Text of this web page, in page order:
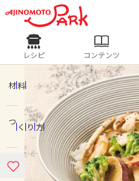
ログインするとレ
ログイン
ホーム
コンテンツ
レシピ
人気の食材・レシピ
きゅうり なす ト
ピーマン
みょうが
レシピ コンテンツ
材料
つくり方